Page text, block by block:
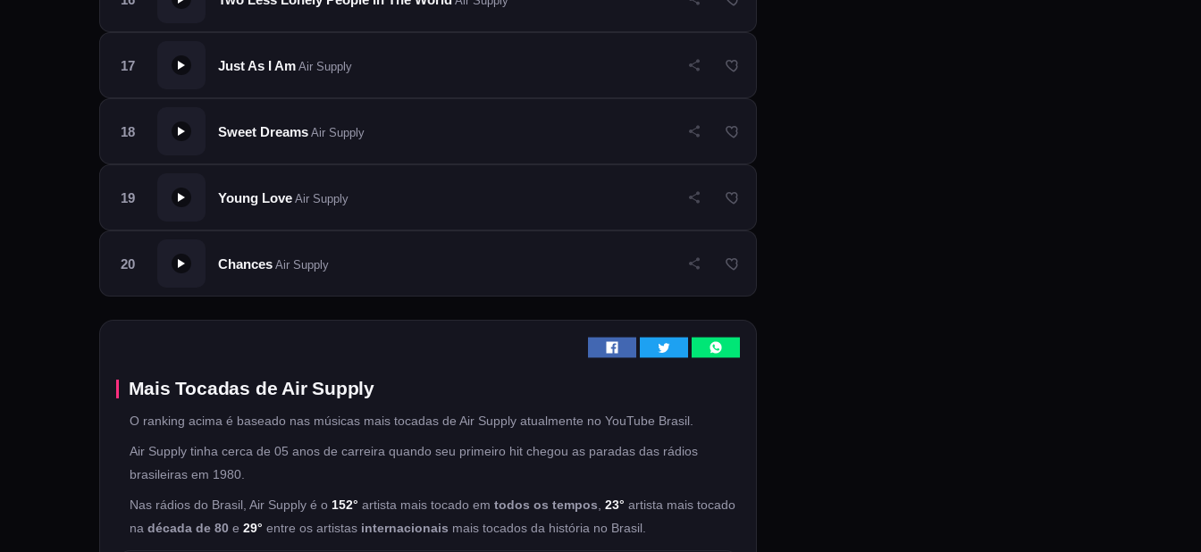
Just As I AmAir Supply
Sweet DreamsAir Supply
Young LoveAir Supply
ChancesAir Supply
Mais Tocadas de Air Supply
O ranking acima é baseado nas músicas mais tocadas de Air Supply atualmente no YouTube Brasil.
Air Supply tinha cerca de 05 anos de carreira quando seu primeiro hit chegou as paradas das rádios
brasileiras em 1980.
Nas rádios do Brasil, Air Supply é o 152° artista mais tocado em todos os tempos 23° artista mais tocado
na década de 80e 29° entre os artistas internacionais mais tocados da história no Brasil.